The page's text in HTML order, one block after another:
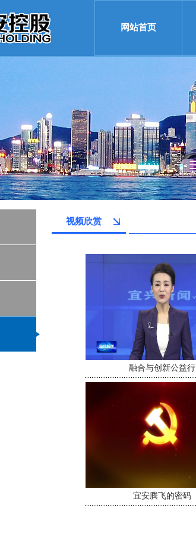
网站首页
视频欣赏
融合与创新公益行
宜安腾飞的密码